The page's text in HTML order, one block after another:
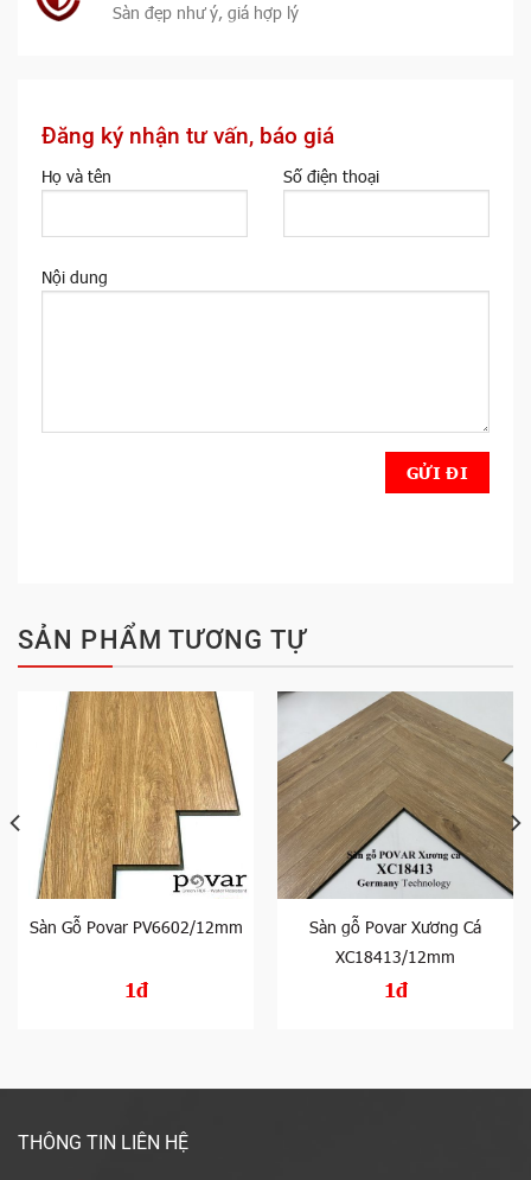
Sàn đẹp như ý, giá hợp lý
Đăng ký nhận tư vấn, báo giá
Họ và tên Số điện thoại
Nội dung
SẢN PHẨM TƯƠNG TỰ
Sàn Gỗ Povar PV6602/12mm
1đ
Sàn gỗ Povar Xương Cá
XC18413/12mm
1đ
THÔNG TIN LIÊN HỆ